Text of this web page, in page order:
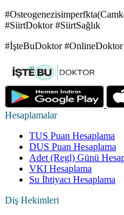
#SiirtDoktor #SiirtSağlık
#İşteBuDoktor #OnlineDoktor
Hesaplamalar
TUS Puan Hesaplama
DUS Puan Hesaplama
Adet (Regl) Günü
VKI Hesaplama
Su İhtiyacı Hesaplama
Diş Hekimleri